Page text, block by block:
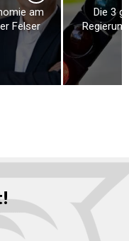
am
Felser
Die 3